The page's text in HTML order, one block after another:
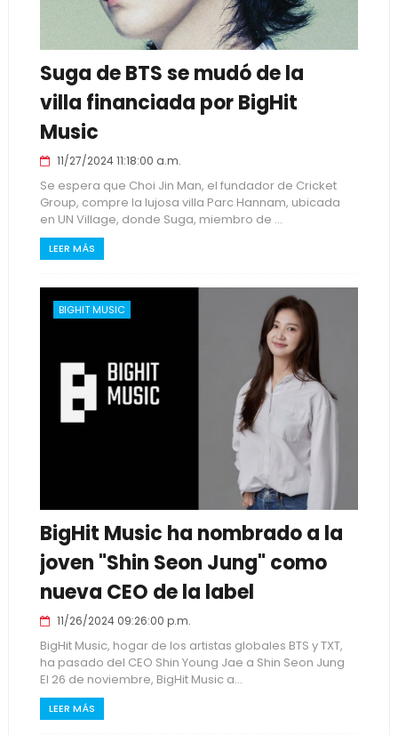
Suga de BTS se mudó de la
villa financiada por BigHit
Music
11/27/2024 11:18:00 a.m.
Se espera que Choi Jin Man, el fundador de Cricket
Group, compre la lujosa villa Parc Hannam, ubicada
en UN Village, donde Suga, miembro de ...
LEER MÁS
BIGHIT MUSIC
BigHit Music ha nombrado a la
joven "Shin Seon Jung" como
nueva CEO de la label
11/26/2024 09:26:00 p.m.
BigHit Music, hogar de los artistas globales BTS y TXT,
ha pasado del CEO Shin Young Jae a Shin Seon Jung
El 26 de noviembre, BigHit Music a...
LEER MÁS